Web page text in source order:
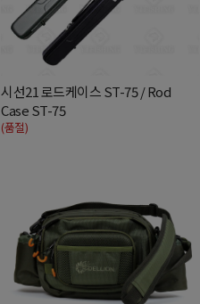
시선21 로드케이스 ST-75 / Rod
Case ST-75
(품절)